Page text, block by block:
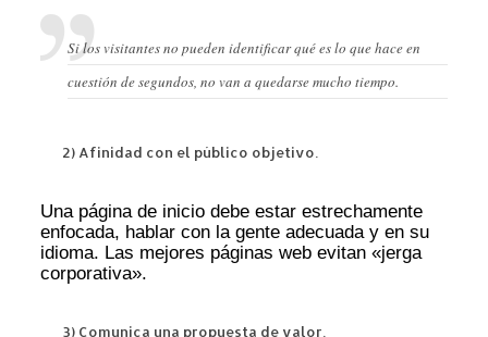
Si los visitantes no pueden identificar qué es lo que hace en
cuestión de segundos, no van a quedarse mucho tiempo.
2) Afinidad con el público objetivo.
Una página de inicio debe estar estrechamente
enfocada, hablar con la gente adecuada y en su
idioma. Las mejores páginas web evitan «jerga
corporativa».
3) Comunica una propuesta de valor.